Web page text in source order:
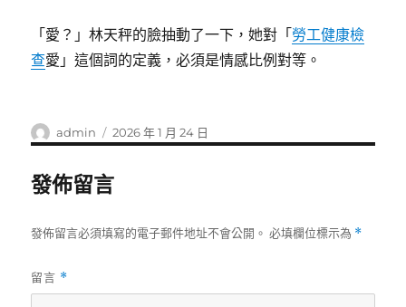
「愛？」林天秤的臉抽動了一下，她對「勞工健康檢
查愛」這個詞的定義，必須是情感比例對等。
作
者
admin
發
佈
2026 年 1 月 24 日
發佈留言
發佈留言必須填寫的電子郵件地址不會公開。 必填欄位標示為 *
留言 *